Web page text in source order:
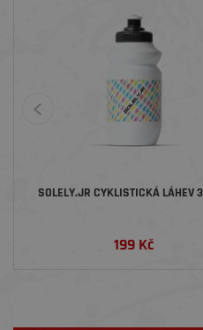
SOLELY.JR CYKLISTICKÁ LÁHEV
199 Kč